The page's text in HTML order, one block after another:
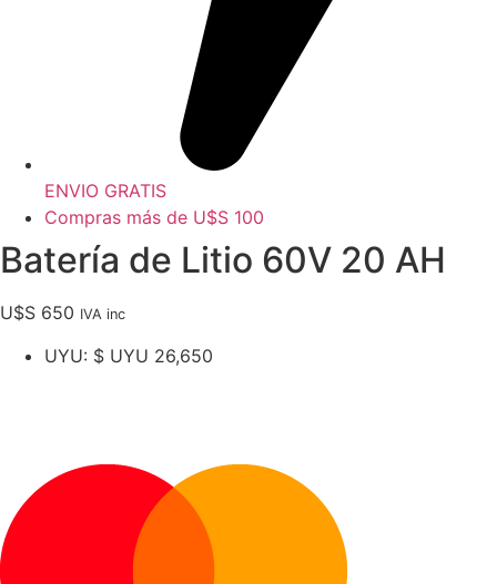
ENVIO GRATIS
Compras más de U$S 100
Batería de Litio 60V 20 AH
U$S 650 IVA inc
UYU: $ UYU 26,650